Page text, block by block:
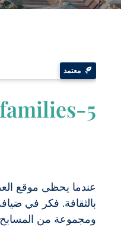
معتمد
5-star holidays for families
بالثقافة. فكر في
ومجموعة من المسابح